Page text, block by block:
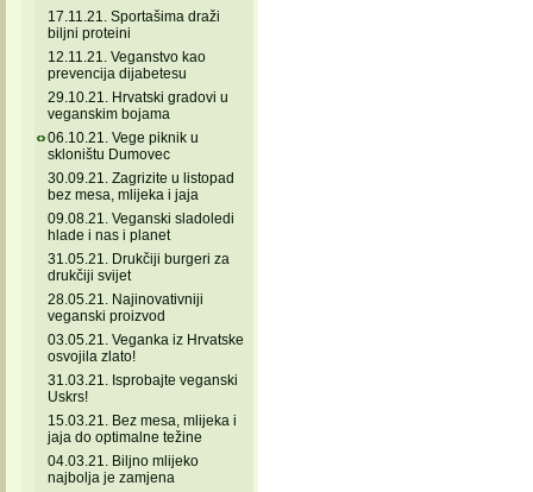
17.11.21. Sportašima draži
biljni proteini
12.11.21. Veganstvo kao
prevencija dijabetesu
29.10.21. Hrvatski gradovi u
veganskim bojama
06.10.21. Vege piknik u
skloništu Dumovec
30.09.21. Zagrizite u listopad
bez mesa, mlijeka i jaja
09.08.21. Veganski sladoledi
hlade i nas i planet
31.05.21. Drukčiji burgeri za
drukčiji svijet
28.05.21. Najinovativniji
veganski proizvod
03.05.21. Veganka iz Hrvatske
osvojila zlato!
31.03.21. Isprobajte veganski
Uskrs!
15.03.21. Bez mesa, mlijeka i
jaja do optimalne težine
04.03.21. Biljno mlijeko
najbolja je zamjena